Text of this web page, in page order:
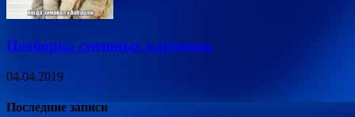
Подборка смешных картинок
04.04.2019
Последние записи